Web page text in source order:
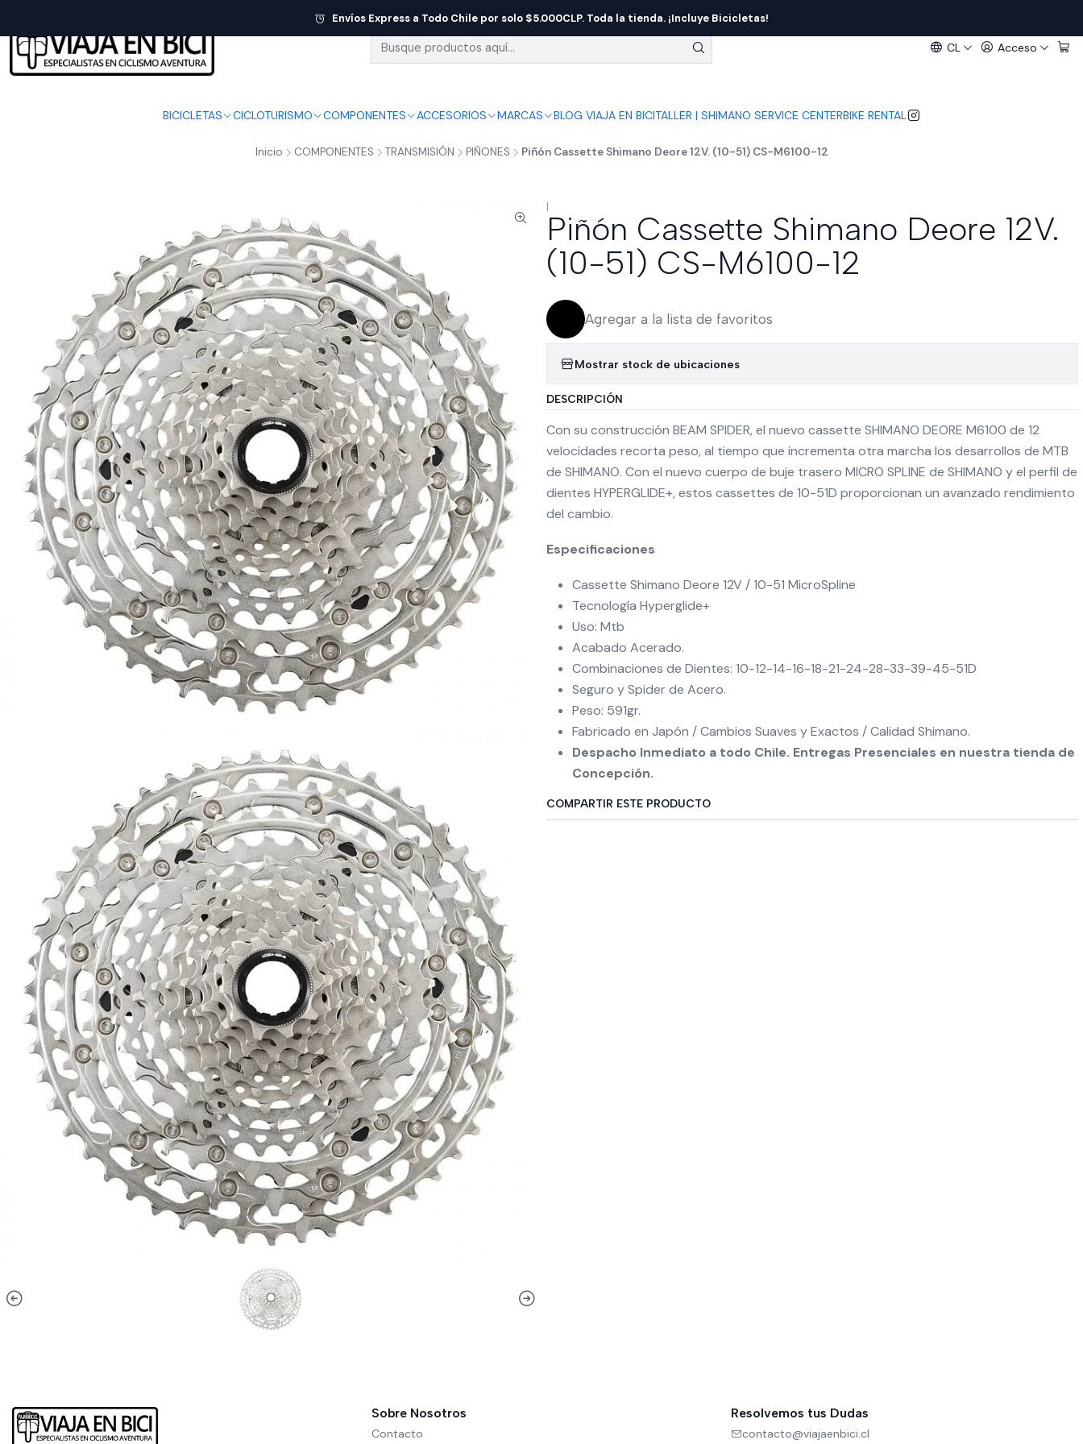
CL Acceso
BICICLETAS CICLOTURISMO COMPONENTES ACCESORIOS MARCAS BLOG VIAJA EN BICITALLER | SHIMANO SERVICE CENTERBIKE RENTAL
Envíos Express a Todo Chile por solo $5.000CLP. Toda la tienda. ¡Incluye Bicicletas!
Inicio COMPONENTES TRANSMISIÓN PIÑONES Piñón Cassette Shimano Deore 12V. (10-51) CS-M6100-12
|
Piñón Cassette Shimano Deore 12V.
(10-51) CS-M6100-12
Agregar a la lista de favoritos
Mostrar stock de ubicaciones
DESCRIPCIÓN
Con su construcción BEAM SPIDER, el nuevo cassette SHIMANO DEORE M6100 de 12
velocidades recorta peso, al tiempo que incrementa otra marcha los desarrollos de MTB
de SHIMANO. Con el nuevo cuerpo de buje trasero MICRO SPLINE de SHIMANO y el perfil de
dientes HYPERGLIDE+, estos cassettes de 10-51D proporcionan un avanzado rendimiento
del cambio.
Especificaciones
Cassette Shimano Deore 12V / 10-51 MicroSpline
Tecnología Hyperglide+
Uso: Mtb
Acabado Acerado.
Combinaciones de Dientes: 10-12-14-16-18-21-24-28-33-39-45-51D
Seguro y Spider de Acero.
Peso: 591gr.
Fabricado en Japón / Cambios Suaves y Exactos / Calidad Shimano.
Despacho Inmediato a todo Chile. Entregas Presenciales en nuestra tienda de
Concepción.
COMPARTIR ESTE PRODUCTO
Sobre Nosotros
Contacto
Resolvemos tus Dudas
contacto@viajaenbici.cl